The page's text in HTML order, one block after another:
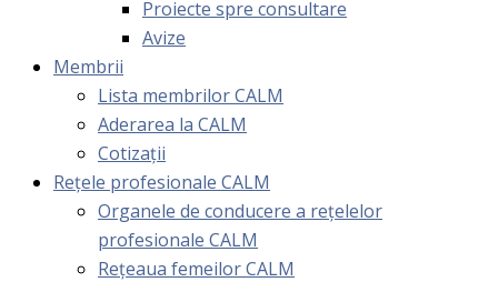
Proiecte spre consultare
Avize
Membrii
Lista membrilor CALM
Aderarea la CALM
Cotizaţii
Rețele profesionale CALM
Organele de conducere a rețelelor
profesionale CALM
Rețeaua femeilor CALM